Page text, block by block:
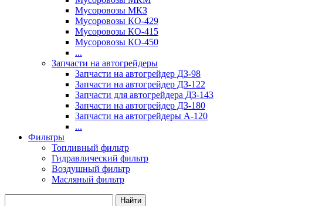
Мусоровозы МКЗ
Мусоровозы КО-429
Мусоровозы КО-415
Мусоровозы КО-450
...
Запчасти на автогрейдеры
Запчасти на автогрейдер ДЗ-98
Запчасти на автогрейдер ДЗ-122
Запчасти для автогрейдера ДЗ-143
Запчасти на автогрейдер ДЗ-180
Запчасти на автогрейдеры А-120
...
Фильтры
Топливный фильтр
Гидравлический фильтр
Воздушный фильтр
Масляный фильтр